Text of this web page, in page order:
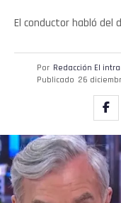
El conductor habló del
Por Redacción El
Publicado 26